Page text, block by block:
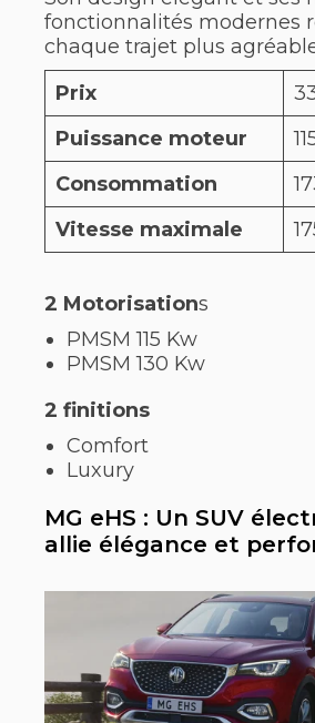
fonctionnalités modernes
chaque trajet plus
Prix
Puissance moteur
Consommation
Vitesse maximale
2 Motorisations
PMSM 115 Kw
PMSM 130 Kw
2 finitions
Comfort
Luxury
MG eHS : Un SUV
allie élégance et